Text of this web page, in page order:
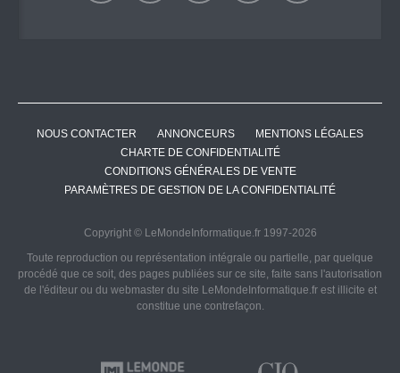
NOUS CONTACTER ANNONCEURS
MENTIONS LÉGALES
CHARTE DE CONFIDENTIALITÉ
CONDITIONS GÉNÉRALES DE VENTE
PARAMÈTRES DE GESTION DE LA CONFIDENTIALITÉ
Copyright © LeMondeInformatique.fr 1997-2026
Toute reproduction ou représentation intégrale ou partielle, par quelque
procédé que ce soit, des pages publiées sur ce site, faite sans l'autorisation
de l'éditeur ou du webmaster du site LeMondeInformatique.fr est illicite et
constitue une contrefaçon.